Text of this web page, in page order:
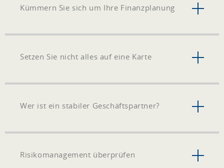
Kümmern Sie sich um Ihre Finanzplanung
Setzen Sie nicht alles auf eine Karte
Wer ist ein stabiler Geschäftspartner?
Risikomanagement überprüfen